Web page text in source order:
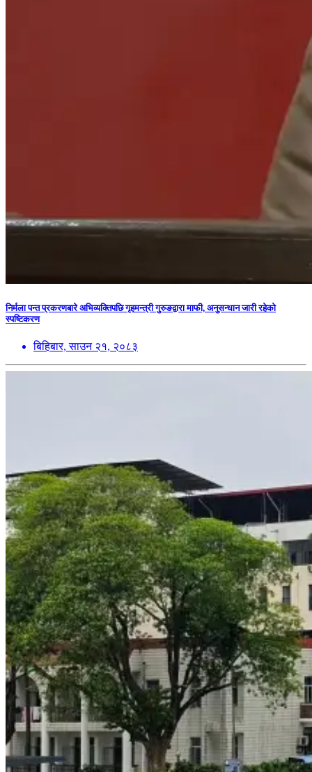
निर्मला पन्त प्रकरणबारे अभिव्यक्तिपछि गृहमन्त्री गुरुङद्वारा माफी, अनुसन्धान जारी रहेको
स्पष्टिकरण
बिहिबार, साउन २१, २०८३